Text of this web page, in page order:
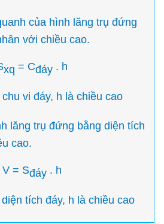
của hình lăng trụ đứng
với chiều cao.
xq = Cđáy . h
chu vi đáy, h là chiều cao
lăng trụ đứng bằng diện tích
cao.
V = Sđáy . h
diện tích đáy, h là chiều cao